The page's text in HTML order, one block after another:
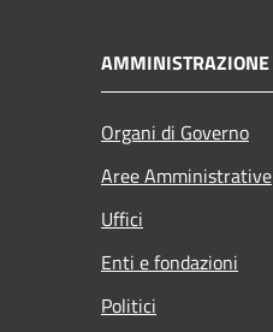
AMMINISTRAZIONE
Organi di Governo
Aree Amministrative
Uffici
Enti e fondazioni
Politici